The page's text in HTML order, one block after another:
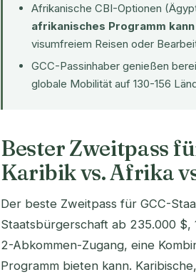
Afrikanische CBI-Optionen
afrikanisches Programm
visumfreiem Reisen oder
GCC-Passinhaber genießen
globale Mobilität auf 130-156
Bester Zweitpass
Karibik vs. Afrika
Der beste Zweitpass für GCC-
Staatsbürgerschaft ab 235.000 $,
2-Abkommen-Zugang, eine
Programm bieten kann.